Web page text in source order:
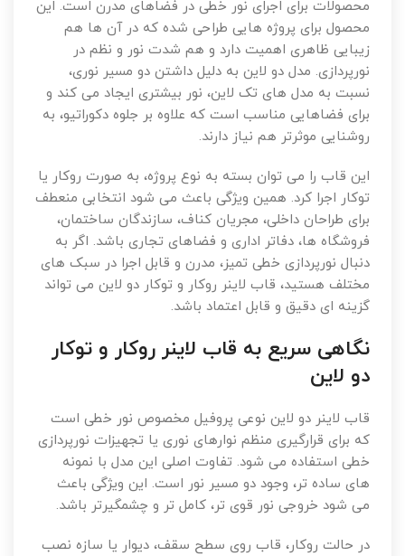
محصولات برای اجرای نور خطی در فضاهای مدرن است. این
محصول برای پروژه هایی طراحی شده که در آن ها هم
زیبایی ظاهری اهمیت دارد و هم شدت نور و نظم در
نورپردازی. مدل دو لاین به دلیل داشتن دو مسیر نوری،
نسبت به مدل های تک لاین، نور بیشتری ایجاد می کند و
برای فضاهایی مناسب است که علاوه بر جلوه دکوراتیو، به
روشنایی موثرتر هم نیاز دارند.
این قاب را می توان بسته به نوع پروژه، به صورت روکار یا
توکار اجرا کرد. همین ویژگی باعث می شود انتخابی منعطف
برای طراحان داخلی، مجریان کناف، سازندگان ساختمان،
فروشگاه ها، دفاتر اداری و فضاهای تجاری باشد. اگر به
دنبال نورپردازی خطی تمیز، مدرن و قابل اجرا در سبک های
مختلف هستید، قاب لاینر روکار و توکار دو لاین می تواند
گزینه ای دقیق و قابل اعتماد باشد.
نگاهی سریع به قاب لاینر روکار و توکار
دو لاین
قاب لاینر دو لاین نوعی پروفیل مخصوص نور خطی است
که برای قرارگیری منظم نوارهای نوری یا تجهیزات نورپردازی
خطی استفاده می شود. تفاوت اصلی این مدل با نمونه
های ساده تر، وجود دو مسیر نور است. این ویژگی باعث
می شود خروجی نور قوی تر، کامل تر و چشمگیرتر باشد.
در حالت روکار، قاب روی سطح سقف، دیوار یا سازه نصب